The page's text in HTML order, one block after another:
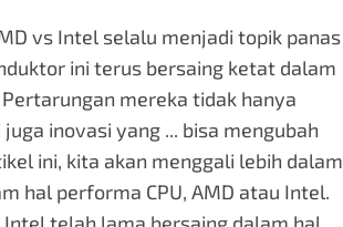
vs Intel selalu menjadi topik panas
ini terus bersaing ketat dalam
mereka tidak hanya
inovasi yang ... bisa mengubah
ini, kita akan menggali lebih dalam
hal performa CPU, AMD atau Intel.